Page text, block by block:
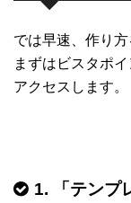
では早速、作り方
まずはビスタポ
アクセスします。
1. 「テンプ